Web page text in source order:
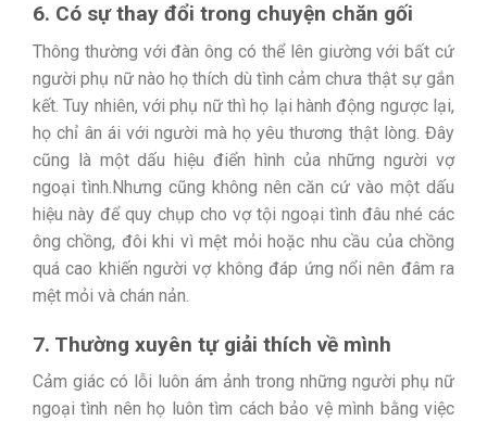
6. Có sự thay đổi trong chuyện chăn gối
Thông thường với đàn ông có thể lên giường với bất cứ
người phụ nữ nào họ thích dù tình cảm chưa thật sự gắn
kết. Tuy nhiên, với phụ nữ thì họ lại hành động ngược lại,
họ chỉ ân ái với người mà họ yêu thương thật lòng. Đây
cũng là một dấu hiệu điển hình của những người vợ
ngoại tình.Nhưng cũng không nên căn cứ vào một dấu
hiệu này để quy chụp cho vợ tội ngoại tình đâu nhé các
ông chồng, đôi khi vì mệt mỏi hoặc nhu cầu của chồng
quá cao khiến người vợ không đáp ứng nổi nên đâm ra
mệt mỏi và chán nản.
7. Thường xuyên tự giải thích về mình
Cảm giác có lỗi luôn ám ảnh trong những người phụ nữ
ngoại tình nên họ luôn tìm cách bảo vệ mình bằng việc